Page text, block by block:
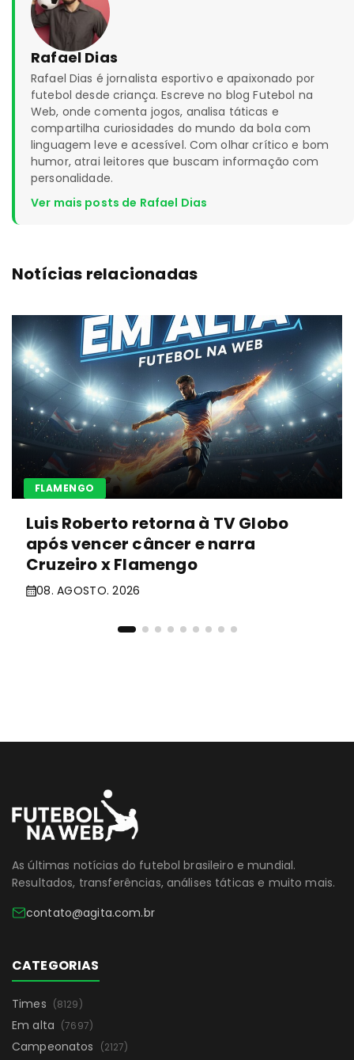
Rafael Dias
Rafael Dias é jornalista esportivo e apaixonado por
futebol desde criança. Escreve no blog Futebol na
Web, onde comenta jogos, analisa táticas e
compartilha curiosidades do mundo da bola com
linguagem leve e acessível. Com olhar crítico e bom
humor, atrai leitores que buscam informação com
personalidade.
Ver mais posts de Rafael Dias
Notícias relacionadas
FLAMENGO
Luis Roberto retorna à TV Globo
após vencer câncer e narra
Cruzeiro x Flamengo
08. AGOSTO. 2026
As últimas notícias do futebol brasileiro e mundial.
Resultados, transferências, análises táticas e muito mais.
contato@agita.com.br
CATEGORIAS
Times (8129)
Em alta (7697)
Campeonatos (2127)